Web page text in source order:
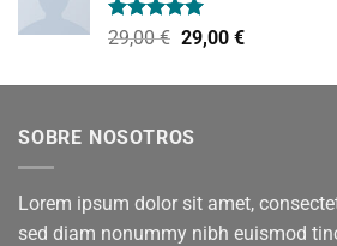
Valorado
29,00€ El
original
29,00 €.
29,00 €El
actual
SOBRE NOSOTROS
Lorem ipsum dolor sit amet,
sed diam nonummy nibh euismod